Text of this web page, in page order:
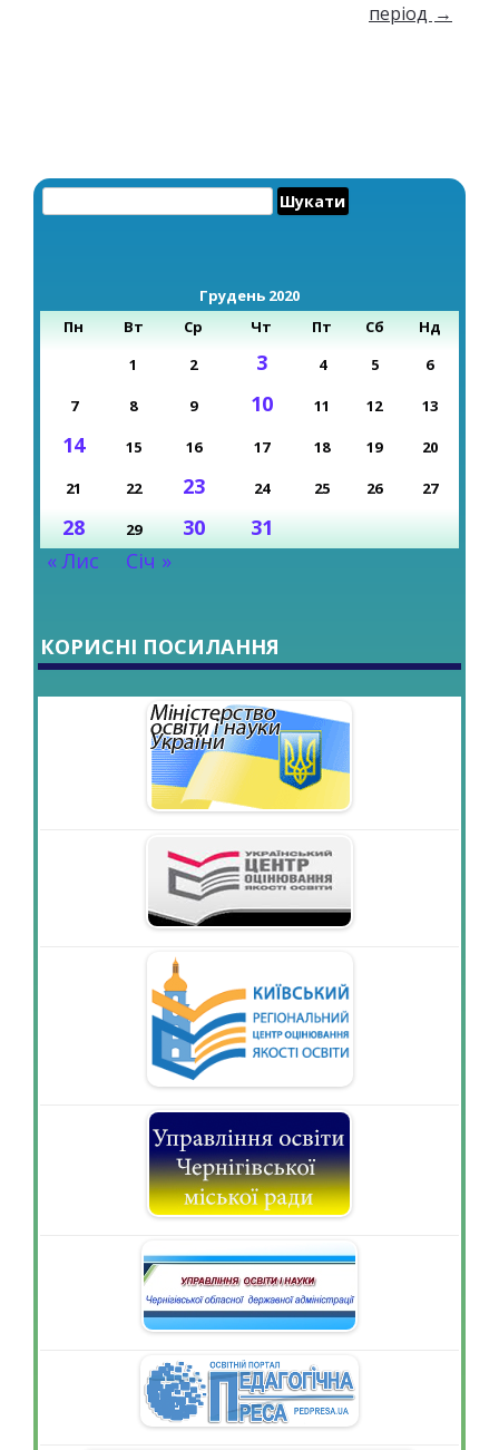
період →
Грудень 2020
Пн
Вт Ср Чт Пт Сб
Нд
1
2 3 4 5 6
7 8 9 10 11 12 13
14 15 16 17 18 19 20
21 22 23 24 25 26 27
28 29 30
31
« Лис
Січ »
КОРИСНІ ПОСИЛАННЯ